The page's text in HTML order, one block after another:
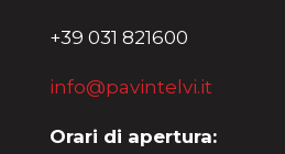
+39 031 821600
info@pavintelvi.it
Orari di apertura: